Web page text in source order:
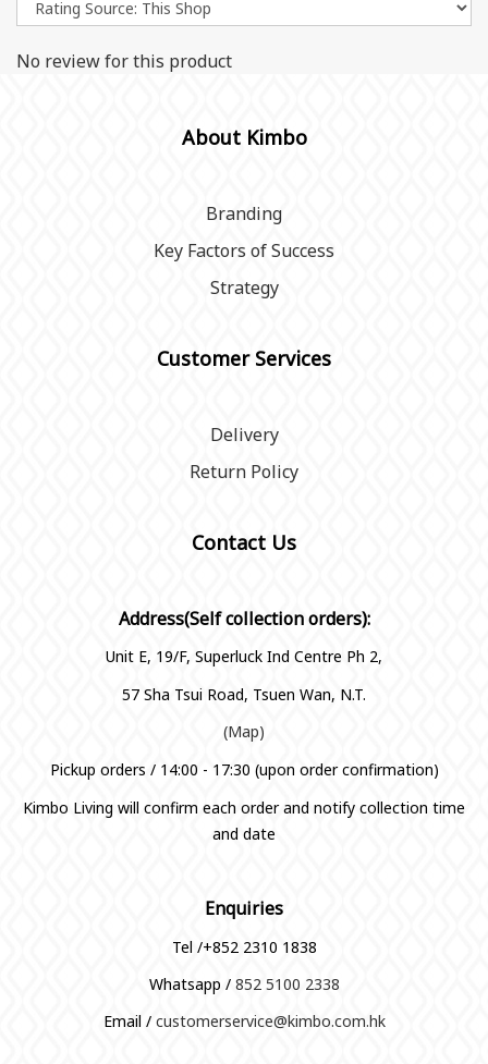
No review for this product
About Kimbo
Branding
Key Factors of Success
Strategy
Customer Services
Delivery
Return Policy
Contact Us
Address(Self collection orders):
Unit E, 19/F, Superluck Ind Centre Ph 2,
57 Sha Tsui Road, Tsuen Wan, N.T.
(Map)
Pickup orders / 14:00 - 17:30 (upon order confirmation)
Kimbo Living will confirm each order and notify collection time
and date
Enquiries
Tel /+852 2310 1838
Whatsapp / 852 5100 2338
Email / customerservice@kimbo.com.hk